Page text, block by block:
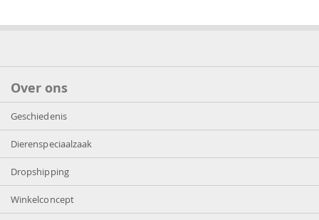
Over ons
Geschiedenis
Dierenspeciaalzaak
Dropshipping
Winkelconcept